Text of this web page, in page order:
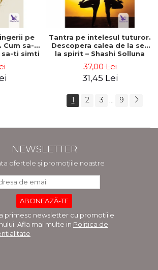
pe
Cum sa-ti
sa-ti simti
Tantra pe intelesul tuturor.
Descopera calea de la sex
la spirit – Shashi Solluna
37,00 Lei
31,45 Lei
1 2 3 ... 9
NEWSLETTER
ofertele și promoțiile noastre
primesc newsletter cu promotiile
Afla mai multe in Politica de